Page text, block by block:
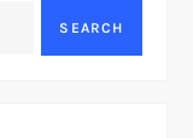
SEARCH